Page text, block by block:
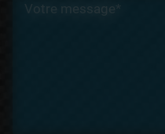
Votre message*